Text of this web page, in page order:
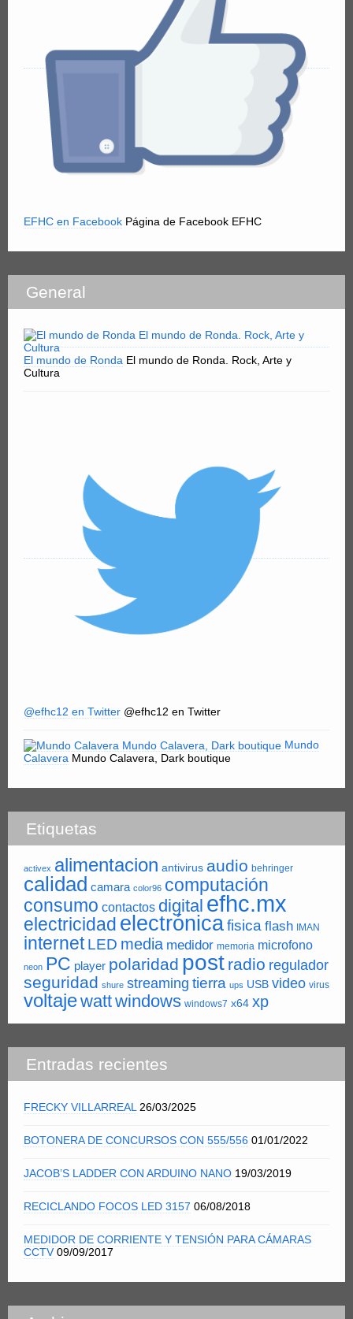
EFHC en Facebook Página de Facebook EFHC
General
El mundo de Ronda El mundo de Ronda. Rock, Arte y
Cultura
@efhc12 en Twitter @efhc12 en Twitter
Mundo
Calavera Mundo Calavera, Dark boutique
Etiquetas
activex alimentacion antivirus audio behringer
calidad camara color96 computación
consumo contactos digital efhc.mx
electricidad electrónicafisica flash IMAN
internet LED media medidor memoria microfono
neon PC player polaridad post radio regulador
seguridad shure streaming tierra ups USB video virus
voltajewattwindows windows7 x64 xp
Entradas recientes
FRECKY VILLARREAL 26/03/2025
BOTONERA DE CONCURSOS CON 555/556 01/01/2022
JACOB’S LADDER CON ARDUINO NANO 19/03/2019
RECICLANDO FOCOS LED 3157 06/08/2018
MEDIDOR DE CORRIENTE Y TENSIÓN PARA CÁMARAS
CCTV 09/09/2017